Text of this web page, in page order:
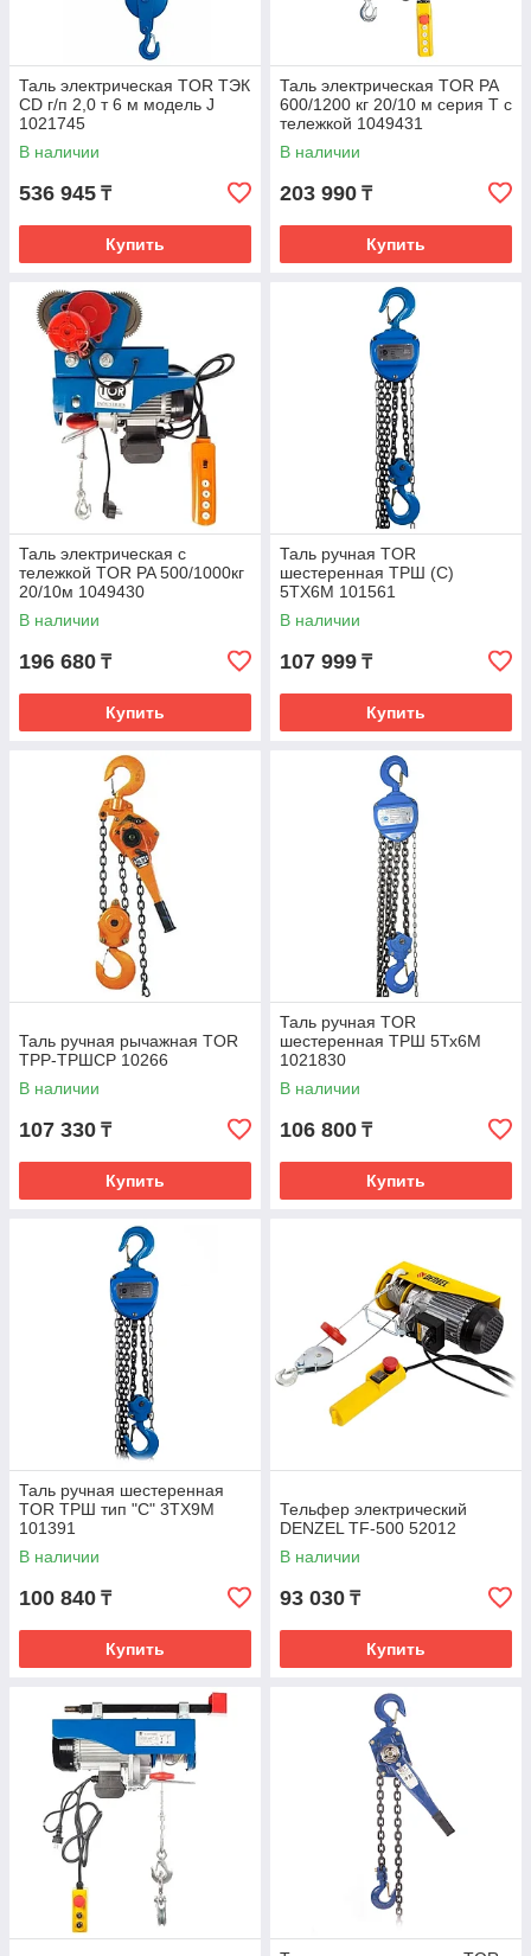
Таль электрическая TOR ТЭК
CD г/п 2,0 т 6 м модель J
1021745
В наличии
536 945 ₸
Купить
Таль электрическая TOR PA
600/1200 кг 20/10 м серия T с
тележкой 1049431
В наличии
203 990 ₸
Купить
Таль электрическая с
тележкой TOR PA 500/1000кг
20/10м 1049430
В наличии
196 680 ₸
Купить
Таль ручная TOR
шестеренная ТРШ (C)
5ТХ6M 101561
В наличии
107 999 ₸
Купить
Таль ручная рычажная TOR
ТРР-ТРШСР 10266
В наличии
107 330 ₸
Купить
Таль ручная TOR
шестеренная ТРШ 5Тх6M
1021830
В наличии
106 800 ₸
Купить
Таль ручная шестеренная
TOR ТРШ тип "С" 3ТХ9М
101391
В наличии
100 840 ₸
Купить
Тельфер электрический
DENZEL TF-500 52012
В наличии
93 030 ₸
Купить